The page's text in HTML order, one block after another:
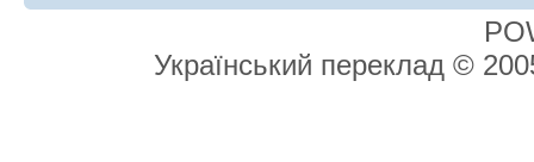
Український переклад ©